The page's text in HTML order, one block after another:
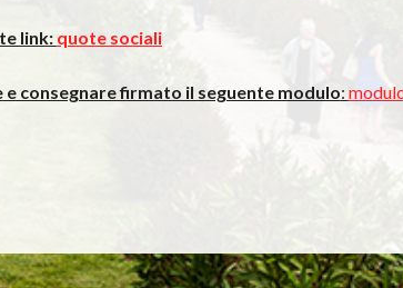
link: quote sociali
e consegnare firmato il seguente modulo: